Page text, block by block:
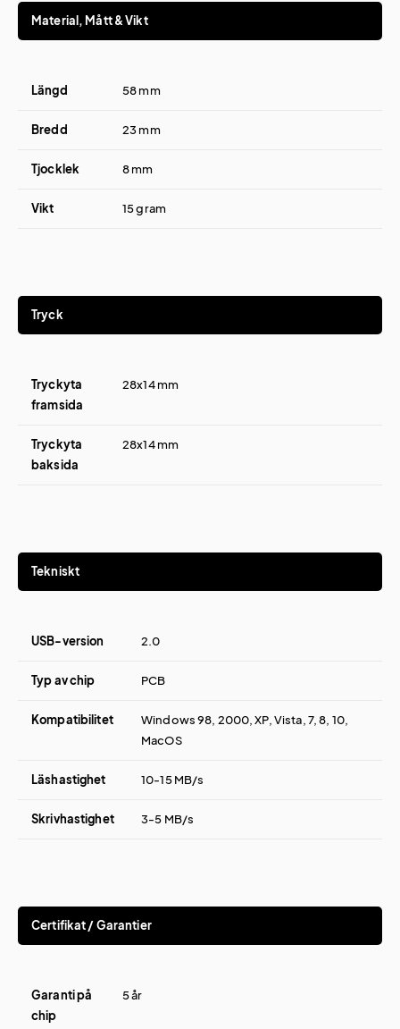
Material, Mått & Vikt
Längd 58 mm
Bredd 23 mm
Tjocklek 8 mm
Vikt 15 gram
Tryck
Tryckyta
framsida
28x14 mm
Tryckyta
baksida
28x14 mm
Tekniskt
USB-version 2.0
Typ av chip PCB
Kompatibilitet
Windows 98, 2000, XP, Vista, 7, 8, 10,
MacOS
Läshastighet 10-15 MB/s
Skrivhastighet 3-5 MB/s
Certifikat / Garantier
Garanti på
chip
5 år